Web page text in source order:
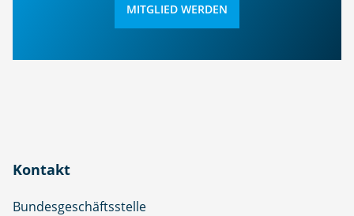
MITGLIED WERDEN
Kontakt
Bundesgeschäftsstelle